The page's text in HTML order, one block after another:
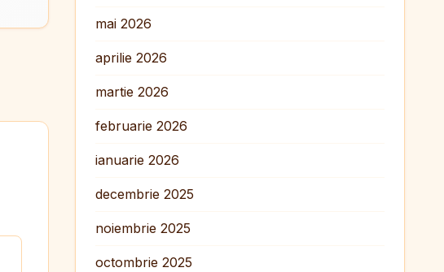
mai 2026
aprilie 2026
martie 2026
februarie 2026
ianuarie 2026
decembrie 2025
noiembrie 2025
octombrie 2025